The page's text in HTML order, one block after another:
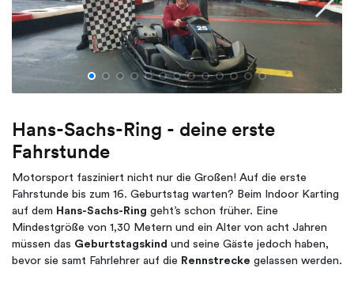
Hans-Sachs-Ring - deine erste
Fahrstunde
Motorsport fasziniert nicht nur die Großen! Auf die erste
Fahrstunde bis zum 16. Geburtstag warten? Beim Indoor Karting
auf dem Hans-Sachs-Ring geht’s schon früher. Eine
Mindestgröße von 1,30 Metern und ein Alter von acht Jahren
müssen das Geburtstagskind und seine Gäste jedoch haben,
bevor sie samt Fahrlehrer auf die Rennstrecke gelassen werden.